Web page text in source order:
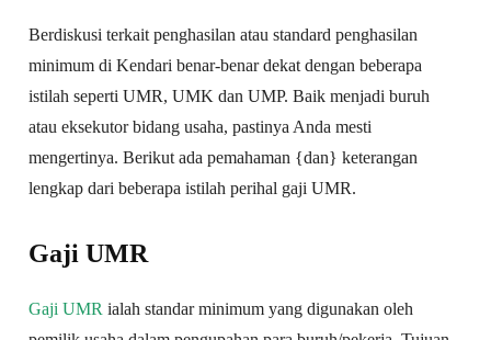
Berdiskusi terkait penghasilan atau standard penghasilan
minimum di Kendari benar-benar dekat dengan beberapa
istilah seperti UMR, UMK dan UMP. Baik menjadi buruh
atau eksekutor bidang usaha, pastinya Anda mesti
mengertinya. Berikut ada pemahaman {dan} keterangan
lengkap dari beberapa istilah perihal gaji UMR.
Gaji UMR
Gaji UMR ialah standar minimum yang digunakan oleh